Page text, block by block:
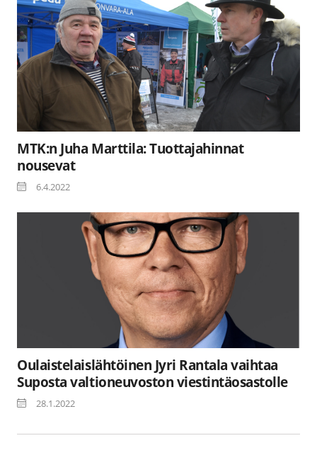
MTK:n Juha Marttila: Tuottajahinnat
nousevat
6.4.2022
Oulaistelaislähtöinen Jyri Rantala vaihtaa
Suposta valtioneuvoston viestintäosastolle
28.1.2022